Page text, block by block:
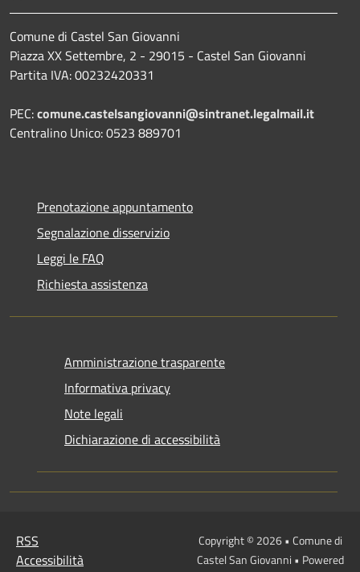
Comune di Castel San Giovanni
Piazza XX Settembre, 2 - 29015 - Castel San Giovanni
Partita IVA: 00232420331
PEC:comune.castelsangiovanni@sintranet.legalmail.it
Centralino Unico: 0523 889701
Prenotazione appuntamento
Segnalazione disservizio
Leggi le FAQ
Richiesta assistenza
Amministrazione trasparente
Informativa privacy
Note legali
Dichiarazione di accessibilità
RSS
Accessibilità
Copyright © 2026 • Comune di
Castel San Giovanni • Powered